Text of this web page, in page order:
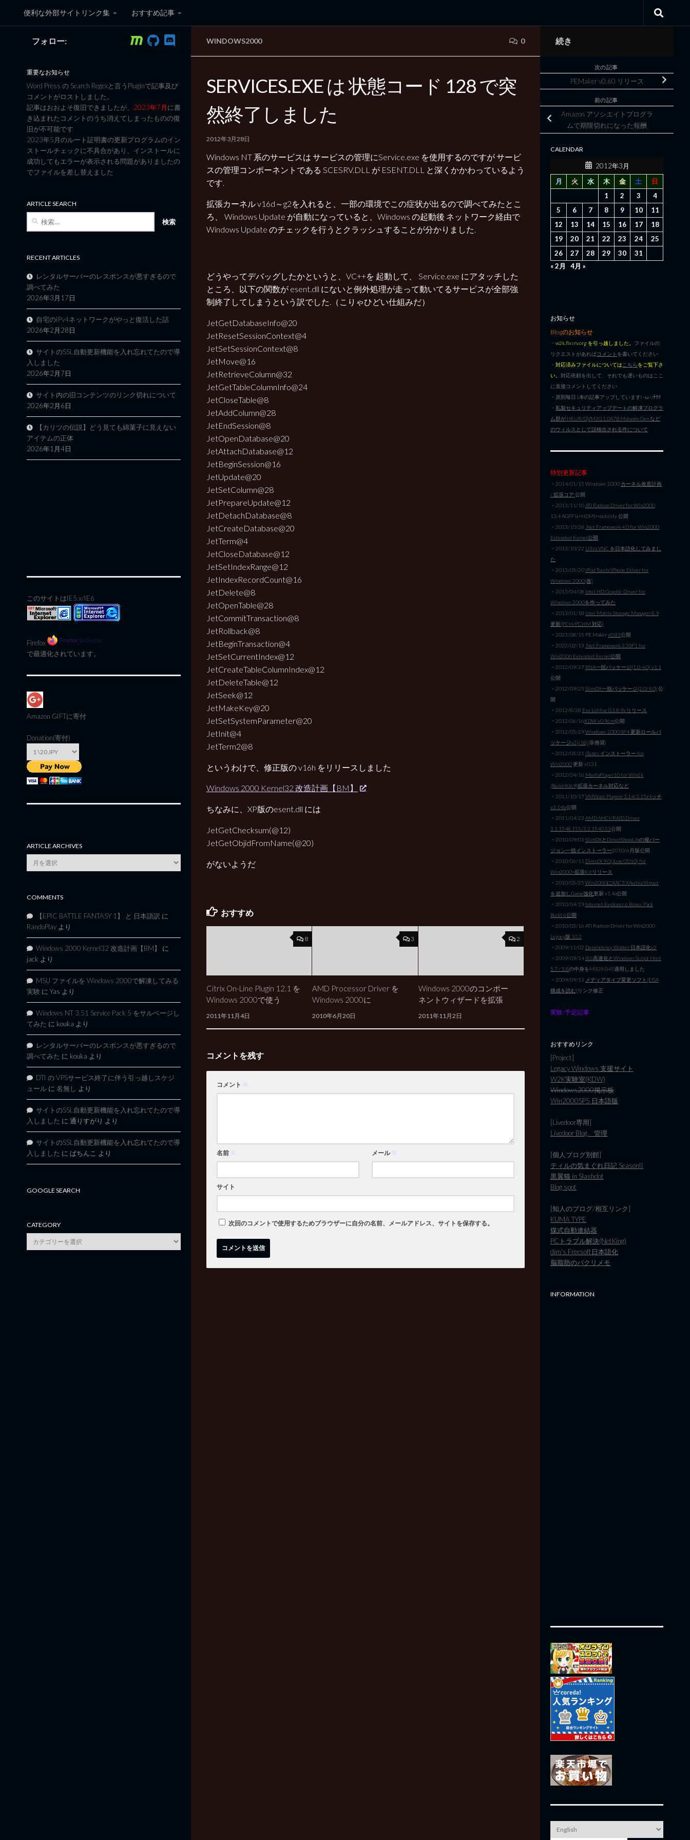
コンテンツへスキップ
便利な外部サイトリンク集 おすすめ記事
黒翼猫のコンピュータ日記 3rd Edition
WINDOWS2000 0
SERVICES.EXE は 状態コード 128 で突
然終了しました
2012年3月28日
Windows NT 系のサービスは サービスの管理にService.exe を使用するのですが サービ
スの管理コンポーネントである SCESRV.DLL が ESENT.DLL と深くかかわっているよう
です.
拡張カーネル v16d～g2を入れると、一部の環境でこの症状が出るので調べてみたとこ
ろ、 Windows Update が自動になっていると、Windows の起動後 ネットワーク経由で
Windows Update のチェックを行うとクラッシュすることが分かりました.
どうやってデバッグしたかというと、VC++を 起動して、 Service.exe にアタッチした
ところ、以下の関数が esent.dll にないと例外処理が走って動いてるサービスが全部強
制終了してしまうという訳でした.（こりゃひどい仕組みだ）
JetGetDatabaseInfo@20
JetResetSessionContext@4
JetSetSessionContext@8
JetMove@16
JetRetrieveColumn@32
JetGetTableColumnInfo@24
JetCloseTable@8
JetAddColumn@28
JetEndSession@8
JetOpenDatabase@20
JetAttachDatabase@12
JetBeginSession@16
JetUpdate@20
JetSetColumn@28
JetPrepareUpdate@12
JetDetachDatabase@8
JetCreateDatabase@20
JetTerm@4
JetCloseDatabase@12
JetSetIndexRange@12
JetIndexRecordCount@16
JetDelete@8
JetOpenTable@28
JetCommitTransaction@8
JetRollback@8
JetBeginTransaction@4
JetSetCurrentIndex@12
JetCreateTableColumnIndex@12
JetDeleteTable@12
JetSeek@12
JetMakeKey@20
JetSetSystemParameter@20
JetInit@4
JetTerm2@8
というわけで、修正版の v16h をリリースしました
Windows 2000 Kernel32 改造計画【BM】
ちなみに、XP版のesent.dll には
JetGetChecksum(@12)
JetGetObjidFromName(@20)
がないようだ
おすすめ
8
Citrix On-Line Plugin 12.1 を
Windows 2000で使う
2011年11月4日
3
AMD Processor Driver を
Windows 2000に
2010年6月20日
2
Windows 2000のコンポー
ネントウィザードを拡張
2011年11月2日
コメントを残す
コメント ※
名前 ※ メール ※
サイト
次回のコメントで使用するためブラウザーに自分の名前、メールアドレス、サイトを保存する。
フォロー:
重要なお知らせ
Word Press の Search Regexと言うPluginで記事及び
コメントがロストしました。
記事はおおよそ復旧できましたが、 2023年7月に書
き込まれたコメントのうち消えてしまったものの復
旧が不可能です
2023年5月のルート証明書の更新プログラムのイン
ストールチェックに不具合があり、インストールに
成功してもエラーが表示される問題がありましたの
でファイルを差し替えました
ARTICLE SEARCH
RECENT ARTICLES
レンタルサーバーのレスポンスが悪すぎるので
調べてみた
2026年3月17日
自宅のIPv4ネットワークがやっと復活した話
2026年2月28日
サイトのSSL自動更新機能を入れ忘れてたので導
入しました
2026年2月7日
サイト内の旧コンテンツのリンク切れについて
2026年2月6日
【カリツの伝説】どう見ても綿菓子に見えない
アイテムの正体
2026年1月4日
このサイトはIE5.x/IE6
Firefox
で最適化されています。
Amazon GIFTに寄付
Donation(寄付)
ARTICLE ARCHIVES
Article
Archives
COMMENTS
【EPIC BATTLE FANTASY 1】 と 日本語訳 に
RandoPlay より
Windows 2000 Kernel32 改造計画【BM】
に
jack より
MSU ファイルを Windows 2000で解凍してみる
実験 に Yas より
Windows NT 3.51 Service Pack 5 をサルベージし
てみた に kouka より
レンタルサーバーのレスポンスが悪すぎるので
調べてみた に kouka より
DTI の VPSサービス終了に伴う引っ越しスケジ
ュール に 名無し より
サイトのSSL自動更新機能を入れ忘れてたので導
入しました に 通りすがり より
サイトのSSL自動更新機能を入れ忘れてたので導
入しました に ぱちんこ より
GOOGLE SEARCH
CATEGORY
category
続き
次の記事
PEMaker v0.60 リリース
前の記事
Amazon アソシエイトプログラ
ムで期限切れになった報酬
CALENDAR
2012年3月
月
火 水 木 金 土
日
1
2 3
4
5
6 7 8 9 10
11
12
13 14 15 16 17
18
19
20 21 22 23 24
25
26
27 28 29 30
31
« 2月
4月 »
お知らせ
Blogのお知らせ
・ w2k.flxsrv.org を引っ越しました。 ファイルの
リクエストがあればコメント を書いてください
・ 対応済みファイルについては こちらをご覧下さ
い。 対応依頼を出して、それでも遅いものはここ
に直接コメントしてください
・原則毎日1本の記事アップしています|･ω･)ﾁﾗﾘ
・ 私製セキュリティアップデートの解凍プログラ
ム群が HEUR/QVM20.1.0A7B.Malware.Gen など
のウィルスとして誤検出される件について
特別更新記事
・2014/01/15 Windows 2000 カーネル改造計画
/ 拡張コア 公開
・2013/11/10ATI Radeon Driver for Win2000
13.4 AGPFix+HDMI+mobility 公開
・2013/10/28 .Net Framework 4.0 for Win2000
Extended Kernel公開
・2013/10/22 Ultra VNC を日本語化してみまし
た
・2013/05/20 iPod Touch/iPhone Driver for
Windows 2000(改)
・2013/04/08 Intel HD Graphic Driver for
Windows 2000を作ってみた
・2013/01/18 Intel Matrix Storage Manager 8.9
更新(PCH/PCHM 対応)
・2023/08/15 PE Makerv0.83公開
・2022/02/13 .Net Framework 3.5SP1 for
Win2000 Extended Kernel公開
・2012/09/27XNA一括パッケージ(1.0-4.0) v1.1
公開
・2012/09/25 SlimDX一括パッケージ(2.0/4.0) 公
開
・2012/8/28 Ese Lolifox 0.3.8.9a リリース
・2012/06/16KDW v0.96m公開
・2012/05/29Windows 2000 SP4 更新ロールパ
ッケージv2(r18)(非推奨)
・2012/05/21 iTunes インストーラー for
Win2000更新 v0.31
・2012/04/16 MediaPlayer10 for Win2k
(Build4069)拡張カーネル対応など
・2011/10/17VMWare Playere 3.14/3.15パッチ
v3.14b公開
・2011/04/23 AMD AHCI/RAID Driver
3.1.1548.155/3.2.1540.53公開
・2010/09/01 SlimDXとDirectShowLibの複バー
ジョン一括インストーラー2010/6月版公開
・2010/06/11 DirectX 9.0(June/2010) for
Win2000+拡張Kitリリース
・2010/05/25 Win2000にXACT/XAudio/XInput
を追加しGame強化更新 v1.4a公開
・2010/04/19 Internet Explorer 6 Bonus Pack
Build 6公開
・2010/03/16 ATI Radeon Driver for Win2000
Legacy版 10.2
・2009/11/02 Dependency Walker 日本語化v2
・2009/09/14 IE6高速化とWindows Script Host
5.7 / 5.8の中身をMS09-045適用しました
・2009/09/13 メディアタイプ変更ソフト(EISA
構成を読む) リンク修正
実験/予定記事
おすすめリンク
[Project]
Legacy Windows 支援サイト
W2K実験室(KDW)
Windows2000掲示板
Win2000SP5 日本語版
[Livedoor専用]
Livedoor Blog 管理
[個人ブログ別館]
ティルの気まぐれ日記 SeasonII
黒翼猫 in Slashdot
Blog spot
[知人のブログ/相互リンク]
KUMA TYPE
煤式自動連結器
PCトラブル解決(NetKing)
dim's Freesoft日本語化
脳脂肪のパクリメモ
INFORMATION